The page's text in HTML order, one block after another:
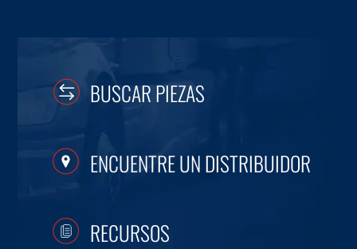
BUSCAR PIEZAS
ENCUENTRE UN DISTRIBUIDOR
RECURSOS